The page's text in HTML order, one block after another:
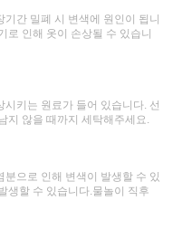
간 밀폐 시 변색에 원인이 됩니
로 인해 옷이 손상될 수 있습니
키는 원료가 들어 있습니다. 선
지 않을 때까지 세탁해주세요.
으로 인해 변색이 발생할 수 있
생할 수 있습니다.물놀이 직후